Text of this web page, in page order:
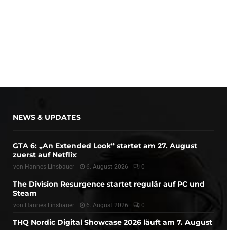
NEWS & UPDATES
GTA 6: „An Extended Look“ startet am 27. August
zuerst auf Netflix
von Hannes Linsbauer 6. August 2026 0
The Division Resurgence startet regulär auf PC und
Steam
von Hannes Linsbauer 6. August 2026 0
THQ Nordic Digital Showcase 2026 läuft am 7. August